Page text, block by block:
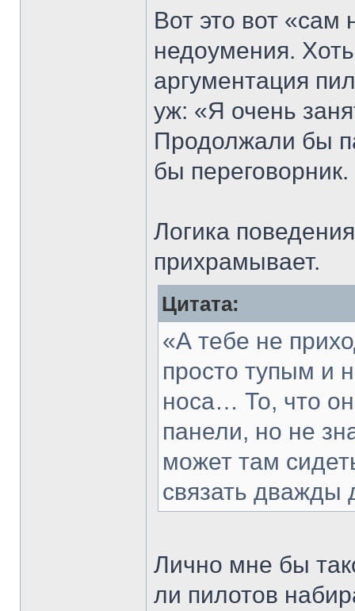
Вот это вот «сам
недоумения.
аргументация
уж: «Я очень
Продолжали бы
бы переговорник.
Логика
прихрамывает.
Цитата:
«А тебе не
просто тупым и
носа… То, что
панели, но не
может там
связать дважды
Лично мне бы
ли пилотов